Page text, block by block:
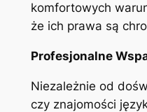
komfortowych
że ich prawa są
Profesjonalne
Niezależnie od
czy znajomości